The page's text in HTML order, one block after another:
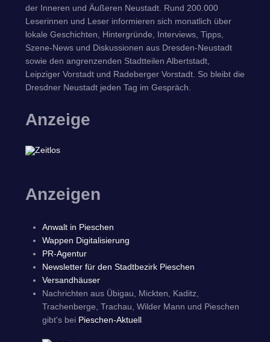
der Inneren und Äußeren Neustadt. Rund 200.000
Leserinnen und Leser informieren sich monatlich über
lokale Geschichten, Hintergründe, Interviews, Tipps,
Szene-News und Diskussionen aus Dresden-Neustadt
sowie den angrenzenden Stadtteilen Albertstadt,
Leipziger Vorstadt und Radeberger Vorstadt. So bleibt die
Dresdner Neustadt jeden Tag im Gespräch.
Anzeige
Anzeigen
Anwalt in Pieschen
Wappen Digitalisierung
PR-Agentur
Newsletter für den Stadtbezirk Pieschen
Versandhäuser
Nachrichten aus Übigau, Mickten, Kaditz,
Trachenberge, Trachau, Wilder Mann und Pieschen
gibt's bei Pieschen-Aktuell